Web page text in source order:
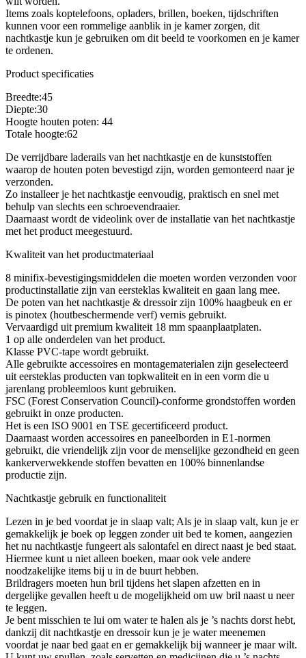
Items zoals koptelefoons, opladers, brillen, boeken, tijdschriften
kunnen voor een rommelige aanblik in je kamer zorgen, dit
nachtkastje kun je gebruiken om dit beeld te voorkomen en je kamer
te ordenen.
Product specificaties
Breedte:45
Diepte:30
Hoogte houten poten: 44
Totale hoogte:62
De verrijdbare laderails van het nachtkastje en de kunststoffen
waarop de houten poten bevestigd zijn, worden gemonteerd naar je
verzonden.
Zo installeer je het nachtkastje eenvoudig, praktisch en snel met
behulp van slechts een schroevendraaier.
Daarnaast wordt de videolink over de installatie van het nachtkastje
met het product meegestuurd.
Kwaliteit van het productmateriaal
8 minifix-bevestigingsmiddelen die moeten worden verzonden voor
productinstallatie zijn van eersteklas kwaliteit en gaan lang mee.
De poten van het nachtkastje & dressoir zijn 100% haagbeuk en er
is pinotex (houtbeschermende verf) vernis gebruikt.
Vervaardigd uit premium kwaliteit 18 mm spaanplaatplaten.
1 op alle onderdelen van het product.
Klasse PVC-tape wordt gebruikt.
Alle gebruikte accessoires en montagematerialen zijn geselecteerd
uit eersteklas producten van topkwaliteit en in een vorm die u
jarenlang probleemloos kunt gebruiken.
FSC (Forest Conservation Council)-conforme grondstoffen worden
gebruikt in onze producten.
Het is een ISO 9001 en TSE gecertificeerd product.
Daarnaast worden accessoires en paneelborden in E1-normen
gebruikt, die vriendelijk zijn voor de menselijke gezondheid en geen
kankerverwekkende stoffen bevatten en 100% binnenlandse
productie zijn.
Nachtkastje gebruik en functionaliteit
Lezen in je bed voordat je in slaap valt; Als je in slaap valt, kun je er
gemakkelijk je boek op leggen zonder uit bed te komen, aangezien
het nu nachtkastje fungeert als salontafel en direct naast je bed staat.
Hiermee kunt u niet alleen boeken, maar ook vele andere
noodzakelijke items bij u in de buurt hebben.
Brildragers moeten hun bril tijdens het slapen afzetten en in
dergelijke gevallen heeft u de mogelijkheid om uw bril naast u neer
te leggen.
Je bent misschien te lui om water te halen als je ’s nachts dorst hebt,
dankzij dit nachtkastje en dressoir kun je je water meenemen
voordat je naar bed gaat en er gemakkelijk bij wanneer je maar wilt.